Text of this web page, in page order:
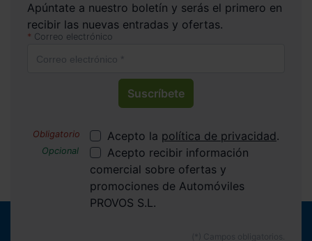
Apúntate a nuestro boletín y serás el primero en
recibir las nuevas entradas y ofertas.
Correo electrónico
Suscríbete
Acepto la política de privacidad.
Acepto recibir información
comercial sobre ofertas y
promociones de Automóviles
PROVOS S.L.